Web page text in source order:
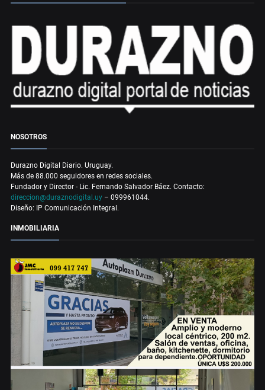
NOSOTROS
Durazno Digital Diario. Uruguay.
Más de 88.000 seguidores en redes sociales.
Fundador y Director - Lic. Fernando Salvador Báez. Contacto:
direccion@duraznodigital.uy – 099961044.
Diseño: IP Comunicación Integral.
INMOBILIARIA